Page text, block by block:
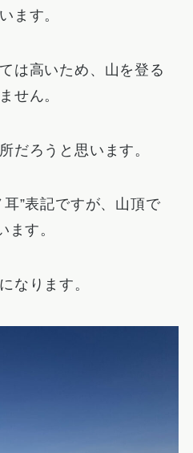
ます。
は高いため、山を登る
せん。
だろうと思います。
”表記ですが、山頂で
ます。
なります。